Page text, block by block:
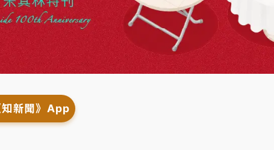
知新聞》App